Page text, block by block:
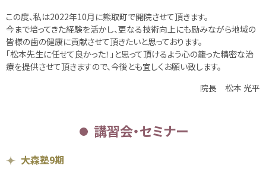
この度、私は2022年10月に熊取町で開院させて頂きます。
今まで培ってきた経験を活かし、更なる技術向上にも励みながら地域の
皆様の歯の健康に貢献させて頂きたいと思っております。
「松本先生に任せて良かった！」と思って頂けるよう心の籠った精密な治
療を提供させて頂きますので、今後とも宜しくお願い致します。
院長 松本 光平
講習会・セミナー
大森塾9期